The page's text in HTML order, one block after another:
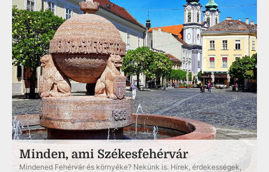
Minden, ami Székesfehérvár
Mindened Fehérvár és környéke? Nekünk is. Hírek, érdekességek,